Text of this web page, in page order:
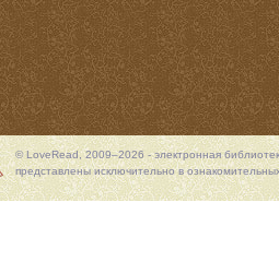
© LoveRead, 2009–2026 - электронная
представлены исключительно в